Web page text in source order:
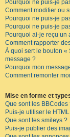
Pourquoi ne puis-je
Comment modifier ou
Pourquoi ne puis-je
Pourquoi ne puis-je
Pourquoi ai-je reçu un
Comment rapporter
À quoi sert le bouton
message ?
Pourquoi mon
Comment remonter
Mise en forme et
Que sont les BBCodes
Puis-je utiliser le
Que sont les smileys ?
Puis-je publier des